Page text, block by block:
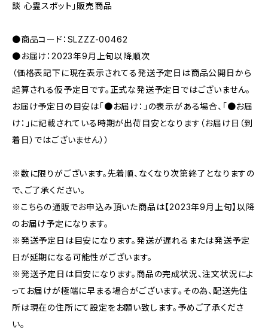
談 心霊スポット」販売商品
●商品コード：SLZZZ-00462
●お届け：2023年9月上旬以降順次
（価格表記下に現在表示されてる発送予定日は商品公開日から
起算される仮予定日です。正式な発送予定日ではございません。
お届け予定日の目安は「●お届け：」の表示がある場合、「●お届
け：」に記載されている時期が出荷目安となります（お届け日（到
着日）ではございません））
※数に限りがございます。先着順、なくなり次第終了となりますの
で、ご了承ください。
※こちらの通販でお申込み頂いた商品は【2023年9月上旬】以降
のお届け予定になります。
※発送予定日は目安になります。発送が遅れるまたは発送予定
日が延期になる可能性がございます。
※発送予定日は目安になります。商品の完成状況、注文状況によ
ってお届けが極端に早まる場合がございます。その為、配送先住
所は現在の住所にて設定をお願い致します。予めご了承くださ
い。